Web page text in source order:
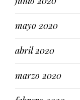
mayo 2020
abril 2020
marzo 2020